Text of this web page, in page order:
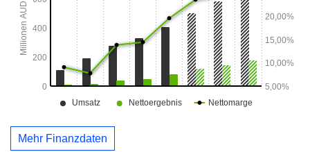
Mehr Finanzdaten